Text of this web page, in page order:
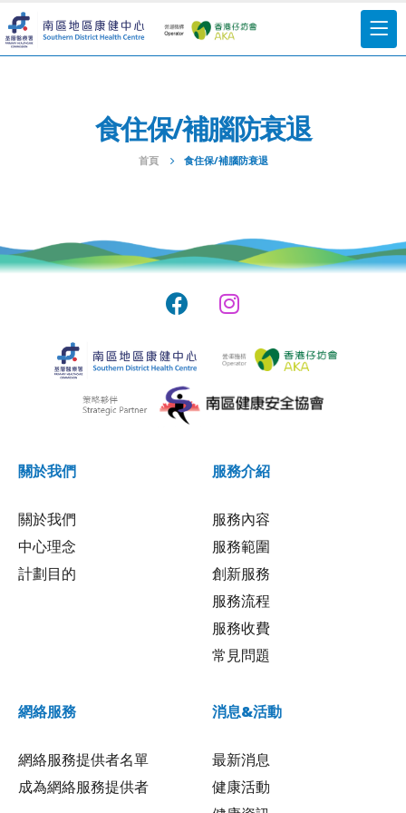
食住保/補腦防衰退
首頁 食住保/補腦防衰退
關於我們
關於我們
中心理念
計劃目的
服務介紹
服務內容
服務範圍
創新服務
服務流程
服務收費
常見問題
網絡服務
網絡服務提供者名單
成為網絡服務提供者
消息&活動
最新消息
健康活動